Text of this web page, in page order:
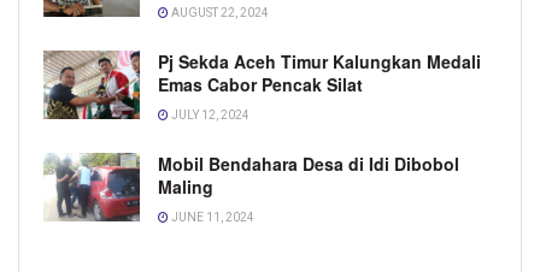
AUGUST 22, 2024
Pj Sekda Aceh Timur Kalungkan Medali
Emas Cabor Pencak Silat
JULY 12, 2024
Mobil Bendahara Desa di Idi Dibobol
Maling
JUNE 11, 2024